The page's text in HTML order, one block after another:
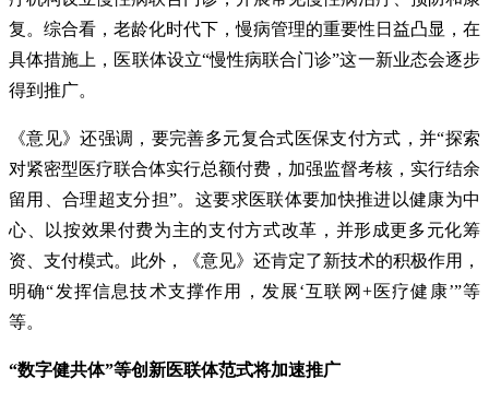
复。综合看，老龄化时代下，慢病管理的重要性日益凸显，在
具体措施上，医联体设立“慢性病联合门诊”这一新业态会逐步
得到推广。
《意见》还强调，要完善多元复合式医保支付方式，并“探索
对紧密型医疗联合体实行总额付费，加强监督考核，实行结余
留用、合理超支分担”。这要求医联体要加快推进以健康为中
心、以按效果付费为主的支付方式改革，并形成更多元化筹
资、支付模式。此外，《意见》还肯定了新技术的积极作用，
明确“发挥信息技术支撑作用，发展‘互联网+医疗健康’”等
等。
“数字健共体”等创新医联体范式将加速推广